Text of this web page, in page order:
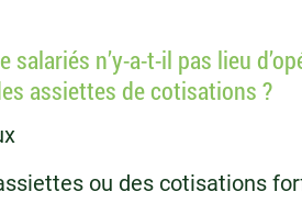
n’y-a-t-il pas lieu
assiettes de cotisations ?
ou des cotisations